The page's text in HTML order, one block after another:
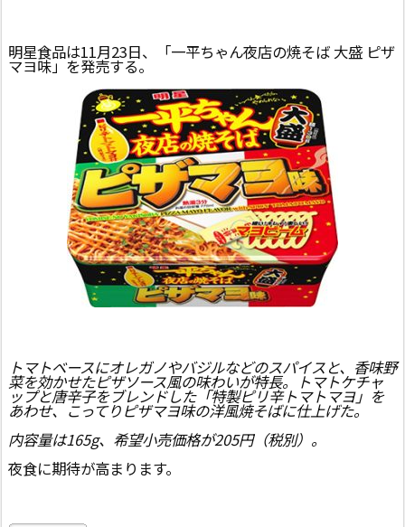
明星食品は11月23日、「一平ちゃん夜店の焼そば 大盛 ピザ
マヨ味」を発売する。
トマトベースにオレガノやバジルなどのスパイスと、香味野
菜を効かせたピザソース風の味わいが特長。トマトケチャ
ップと唐辛子をブレンドした「特製ピリ辛トマトマヨ」を
あわせ、こってりピザマヨ味の洋風焼そばに仕上げた。
内容量は165g、希望小売価格が205円（税別）。
夜食に期待が高まります。